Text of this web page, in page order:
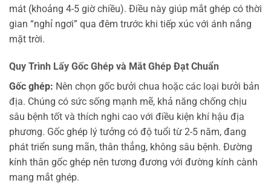
mát (khoảng 4-5 giờ chiều). Điều này giúp mắt ghép có thời
gian “nghỉ ngơi” qua đêm trước khi tiếp xúc với ánh nắng
mặt trời.
Quy Trình Lấy Gốc Ghép và Mắt Ghép Đạt Chuẩn
Gốc ghép: Nên chọn gốc bưởi chua hoặc các loại bưởi bản
địa. Chúng có sức sống mạnh mẽ, khả năng chống chịu
sâu bệnh tốt và thích nghi cao với điều kiện khí hậu địa
phương. Gốc ghép lý tưởng có độ tuổi từ 2-5 năm, đang
phát triển sung mãn, thân thẳng, không sâu bệnh. Đường
kính thân gốc ghép nên tương đương với đường kính cành
mang mắt ghép.